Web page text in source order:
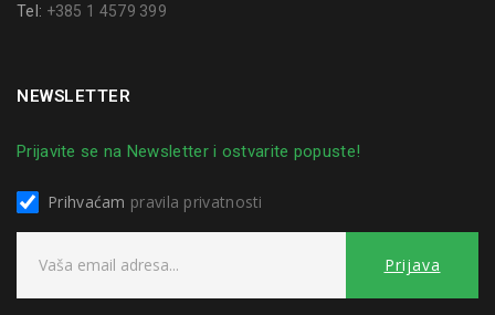
Tel: +385 1 4579 399
NEWSLETTER
Prijavite se na Newsletter i ostvarite popuste!
Prihvaćam pravila privatnosti